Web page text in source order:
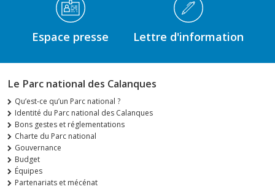
Espace presse Lettre d'information
Le Parc national des Calanques
Qu’est-ce qu’un Parc national ?
Identité du Parc national des Calanques
Bons gestes et réglementations
Charte du Parc national
Gouvernance
Budget
Équipes
Partenariats et mécénat